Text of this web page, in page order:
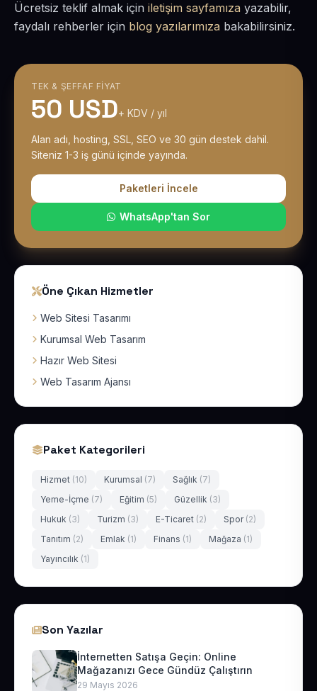
Ücretsiz teklif almak için iletişim sayfamıza yazabilir,
faydalı rehberler için blog yazılarımıza bakabilirsiniz.
TEK & ŞEFFAF FIYAT
50 USD+ KDV / yıl
Alan adı, hosting, SSL, SEO ve 30 gün destek dahil.
Siteniz 1-3 iş günü içinde yayında.
Paketleri İncele
WhatsApp'tan Sor
Öne Çıkan Hizmetler
Web Sitesi Tasarımı
Kurumsal Web Tasarım
Hazır Web Sitesi
Web Tasarım Ajansı
Paket Kategorileri
Hizmet (10) Kurumsal (7) Sağlık (7)
Yeme-İçme (7) Eğitim (5) Güzellik (3)
Hukuk (3) Turizm (3) E-Ticaret (2) Spor (2)
Tanıtım (2) Emlak (1) Finans (1) Mağaza (1)
Yayıncılık (1)
Son Yazılar
İnternetten Satışa Geçin: Online
Mağazanızı Gece Gündüz Çalıştırın
29 Mayıs 2026